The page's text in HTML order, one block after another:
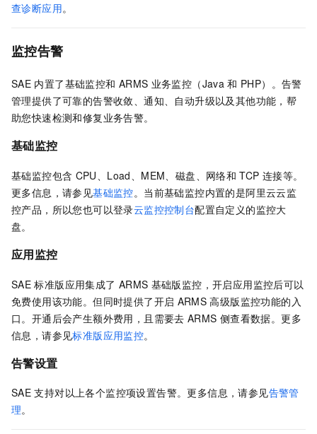
查诊断应用。
监控告警
SAE 内置了基础监控和 ARMS 业务监控（Java 和 PHP）。告警
管理提供了可靠的告警收敛、通知、自动升级以及其他功能，帮
助您快速检测和修复业务告警。
基础监控
基础监控包含 CPU、Load、MEM、磁盘、网络和 TCP 连接等。
更多信息，请参见基础监控。当前基础监控内置的是阿里云云监
控产品，所以您也可以登录云监控控制台配置自定义的监控大
盘。
应用监控
SAE 标准版应用集成了 ARMS 基础版监控，开启应用监控后可以
免费使用该功能。但同时提供了开启 ARMS 高级版监控功能的入
口。开通后会产生额外费用，且需要去 ARMS 侧查看数据。更多
信息，请参见标准版应用监控。
告警设置
SAE 支持对以上各个监控项设置告警。更多信息，请参见告警管
理。